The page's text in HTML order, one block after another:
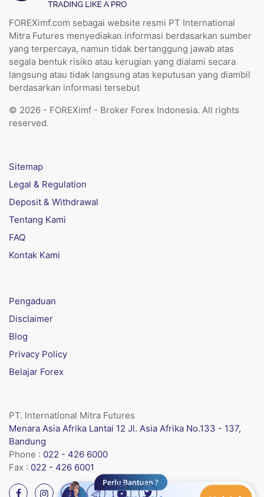
FOREXimf.com sebagai website resmi PT International
Mitra Futures menyediakan informasi berdasarkan sumber
yang terpercaya, namun tidak bertanggung jawab atas
segala bentuk risiko atau kerugian yang dialami secara
langsung atau tidak langsung atas keputusan yang diambil
berdasarkan informasi tersebut
© 2026 - FOREXimf - Broker Forex Indonesia. All rights
reserved.
Sitemap
Legal & Regulation
Deposit & Withdrawal
Tentang Kami
FAQ
Kontak Kami
Pengaduan
Disclaimer
Blog
Privacy Policy
Belajar Forex
PT. International Mitra Futures
Menara Asia Afrika Lantai 12 Jl. Asia Afrika No.133 - 137,
Bandung
Phone : 022 - 426 6000
Fax : 022 - 426 6001